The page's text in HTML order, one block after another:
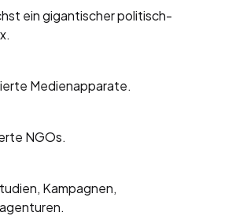
ein gigantischer politisch-
Medienapparate.
NGOs.
Kampagnen,